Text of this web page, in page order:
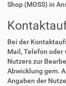
Shop (MOSS) in
Bei der
Mail, Telefon oder
Nutzers zur
Abwicklung gem.
Angaben der